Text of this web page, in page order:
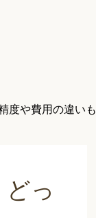
度や費用の違いも
っ